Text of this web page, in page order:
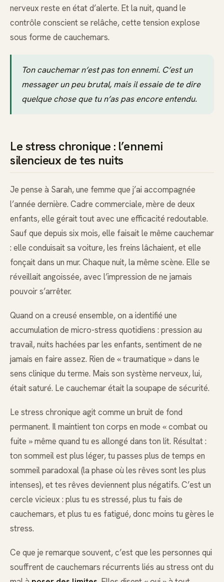
nerveux reste en état d’alerte. Et la nuit, quand le
contrôle conscient se relâche, cette tension explose
sous forme de cauchemars.
Ton cauchemar n’est pas ton ennemi. C’est un
messager un peu brutal, mais il essaie de te dire
quelque chose que tu n’as pas encore entendu.
Le stress chronique : l’ennemi
silencieux de tes nuits
Je pense à Sarah, une femme que j’ai accompagnée
l’année dernière. Cadre commerciale, mère de deux
enfants, elle gérait tout avec une efficacité redoutable.
Sauf que depuis six mois, elle faisait le même cauchemar
: elle conduisait sa voiture, les freins lâchaient, et elle
fonçait dans un mur. Chaque nuit, la même scène. Elle se
réveillait angoissée, avec l’impression de ne jamais
pouvoir s’arrêter.
Quand on a creusé ensemble, on a identifié une
accumulation de micro-stress quotidiens : pression au
travail, nuits hachées par les enfants, sentiment de ne
jamais en faire assez. Rien de « traumatique » dans le
sens clinique du terme. Mais son système nerveux, lui,
était saturé. Le cauchemar était la soupape de sécurité.
Le stress chronique agit comme un bruit de fond
permanent. Il maintient ton corps en mode « combat ou
fuite » même quand tu es allongé dans ton lit. Résultat :
ton sommeil est plus léger, tu passes plus de temps en
sommeil paradoxal (la phase où les rêves sont les plus
intenses), et tes rêves deviennent plus négatifs. C’est un
cercle vicieux : plus tu es stressé, plus tu fais de
cauchemars, et plus tu es fatigué, donc moins tu gères le
stress.
Ce que je remarque souvent, c’est que les personnes qui
souffrent de cauchemars récurrents liés au stress ont du